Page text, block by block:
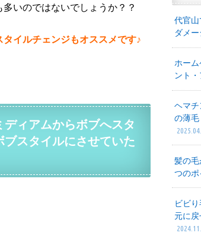
いのではないでしょうか？？
イルチェンジもオススメです♪
ディアムからボブへスタ
スタイルにさせていた
代官山
ダメ
ホー
ント
ヘマ
の薄
髪の
つのポ
ビビ
元に